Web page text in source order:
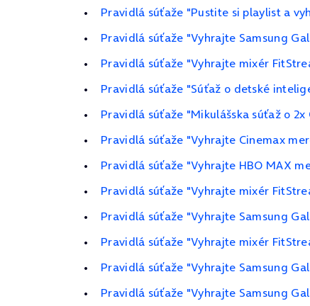
Pravidlá súťaže "Pustite si playlist a
Pravidlá súťaže "Vyhrajte Samsung
Pravidlá súťaže "Vyhrajte mixér
Pravidlá súťaže "Súťaž o detské
Pravidlá súťaže "Mikulášska súťaž o 2x
Pravidlá súťaže "Vyhrajte Cinemax
Pravidlá súťaže "Vyhrajte HBO MAX
Pravidlá súťaže "Vyhrajte mixér
Pravidlá súťaže "Vyhrajte Samsung
Pravidlá súťaže "Vyhrajte mixér
Pravidlá súťaže "Vyhrajte Samsung
Pravidlá súťaže "Vyhrajte Samsung